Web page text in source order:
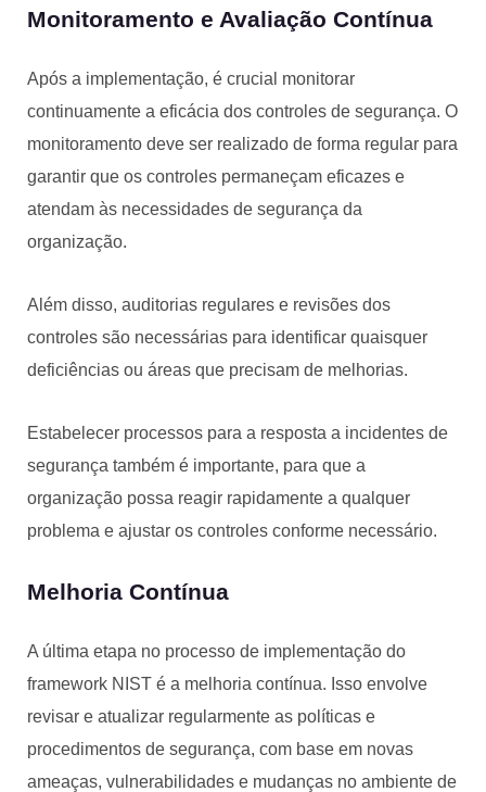
Monitoramento e Avaliação Contínua
Após a implementação, é crucial monitorar
continuamente a eficácia dos controles de segurança. O
monitoramento deve ser realizado de forma regular para
garantir que os controles permaneçam eficazes e
atendam às necessidades de segurança da
organização.
Além disso, auditorias regulares e revisões dos
controles são necessárias para identificar quaisquer
deficiências ou áreas que precisam de melhorias.
Estabelecer processos para a resposta a incidentes de
segurança também é importante, para que a
organização possa reagir rapidamente a qualquer
problema e ajustar os controles conforme necessário.
Melhoria Contínua
A última etapa no processo de implementação do
framework NIST é a melhoria contínua. Isso envolve
revisar e atualizar regularmente as políticas e
procedimentos de segurança, com base em novas
ameaças, vulnerabilidades e mudanças no ambiente de